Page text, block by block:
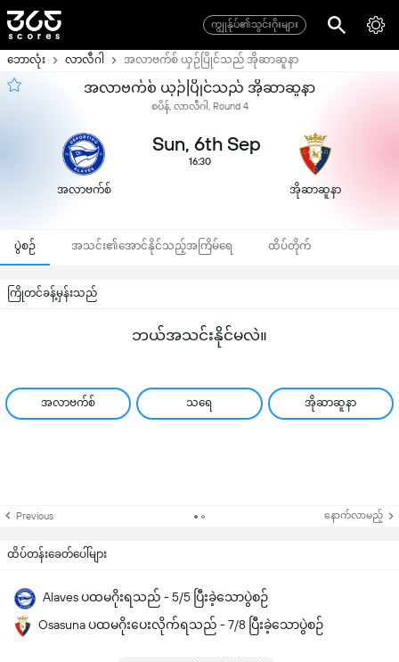
ကျွုန်ုပ်၏သွင်းဂိုးများ
ဘောလုံး လာလီဂါ အလာဗက်စ် ယှဉ်ပြိုင်သည် အိုဆာဆူနာ
အလာဗက်စ် ယှဉ်ပြိုင်သည် အိုဆာဆူနာ
စပိန်, လာလီဂါ, Round 4
အလာဗက်စ်
Sun, 6th Sep
16:30
အိုဆာဆူနာ
ပွဲစဉ် အသင်း၏အောင်နိုင်သည့်အကြိမ်ရေ ထိပ်တိုက်
ကြိုတင်ခန့်မှန်းသည်
ဘယ်အသင်းနိုင်မလဲ။
အလာဗက်စ် သရေ အိုဆာဆူနာ
Previous နောက်လာမည့်
ထိပ်တန်းခေတ်ပေါ်များ
Alaves ပထမဂိုးရသည် - 5/5 ပြီးခဲ့သောပွဲစဉ်
Osasuna ပထမဂိုးပေးလိုက်ရသည် - 7/8 ပြီးခဲ့သောပွဲစဉ်